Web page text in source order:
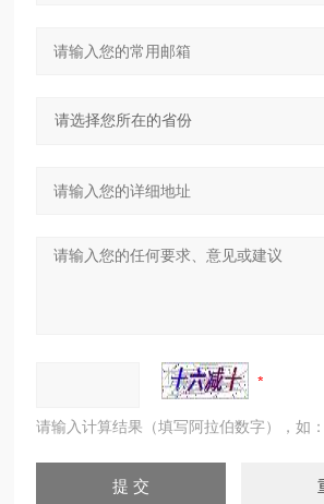
请输入计算结果（填写阿拉伯数字），如